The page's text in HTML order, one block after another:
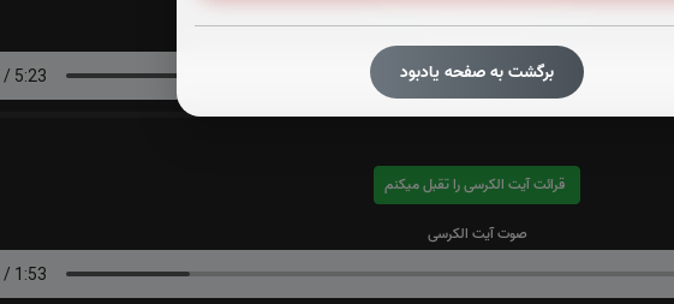
برگشت به صفحه یادبود
قرائت آیت الکرسی را تقبل میکنم
صوت آیت الکرسی